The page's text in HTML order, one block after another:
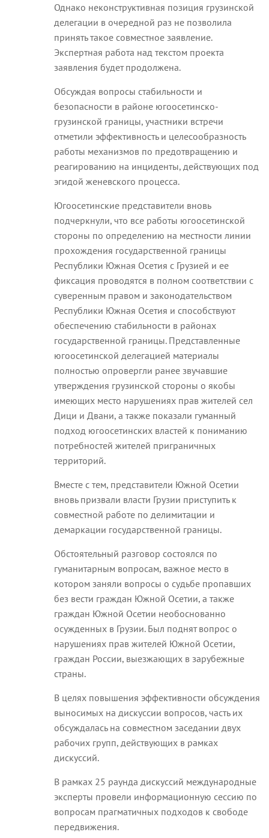
Однако неконструктивная позиция грузинской
делегации в очередной раз не позволила
принять такое совместное заявление.
Экспертная работа над текстом проекта
заявления будет продолжена.
Обсуждая вопросы стабильности и
безопасности в районе югоосетинско-
грузинской границы, участники встречи
отметили эффективность и целесообразность
работы механизмов по предотвращению и
реагированию на инциденты, действующих под
эгидой женевского процесса.
Югоосетинские представители вновь
подчеркнули, что все работы югоосетинской
стороны по определению на местности линии
прохождения государственной границы
Республики Южная Осетия с Грузией и ее
фиксация проводятся в полном соответствии с
суверенным правом и законодательством
Республики Южная Осетия и способствуют
обеспечению стабильности в районах
государственной границы. Представленные
югоосетинской делегацией материалы
полностью опровергли ранее звучавшие
утверждения грузинской стороны о якобы
имеющих место нарушениях прав жителей сел
Дици и Двани, а также показали гуманный
подход югоосетинских властей к пониманию
потребностей жителей приграничных
территорий.
Вместе с тем, представители Южной Осетии
вновь призвали власти Грузии приступить к
совместной работе по делимитации и
демаркации государственной границы.
Обстоятельный разговор состоялся по
гуманитарным вопросам, важное место в
котором заняли вопросы о судьбе пропавших
без вести граждан Южной Осетии, а также
граждан Южной Осетии необоснованно
осужденных в Грузии. Был поднят вопрос о
нарушениях прав жителей Южной Осетии,
граждан России, выезжающих в зарубежные
страны.
В целях повышения эффективности обсуждения
выносимых на дискуссии вопросов, часть их
обсуждалась на совместном заседании двух
рабочих групп, действующих в рамках
дискуссий.
В рамках 25 раунда дискуссий международные
эксперты провели информационную сессию по
вопросам прагматичных подходов к свободе
передвижения.